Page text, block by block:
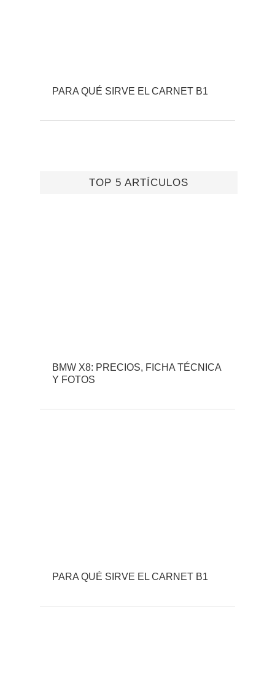
PARA QUÉ SIRVE EL CARNET B1
TOP 5 ARTÍCULOS
BMW X8: PRECIOS, FICHA TÉCNICA
Y FOTOS
PARA QUÉ SIRVE EL CARNET B1